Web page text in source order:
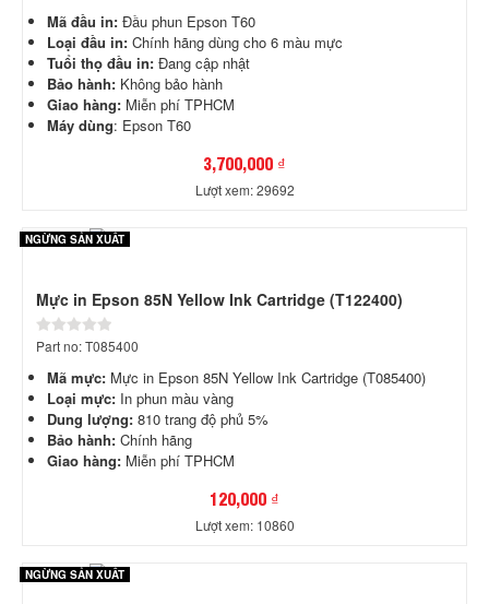
Mã đầu in: Đầu phun Epson T60
Loại đầu in: Chính hãng dùng cho 6 màu mực
Tuổi thọ đầu in: Đang cập nhật
Bảo hành: Không bảo hành
Giao hàng: Miễn phí TPHCM
Máy dùng: Epson T60
3,700,000 ₫
Lượt xem: 29692
NGỪNG SẢN XUẤT
Mực in Epson 85N Yellow Ink Cartridge (T122400)
Part no: T085400
Mã mực: Mực in Epson 85N Yellow Ink Cartridge (T085400)
Loại mực: In phun màu vàng
Dung lượng: 810 trang độ phủ 5%
Bảo hành: Chính hãng
Giao hàng: Miễn phí TPHCM
120,000 ₫
Lượt xem: 10860
NGỪNG SẢN XUẤT